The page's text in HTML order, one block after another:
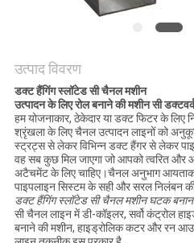
POLICY
उत्पाद विवरण
डक्ट हैंगिंग स्लॉटेड सी चैनलमशीन
उत्पादन के लिए रोल बनाने की मशीनसी
हम योजनाकार, ठेकेदार या डक्ट फिटर के लिए
श्रृंखला के लिए चैनल उत्पादन लाइनों को
स्ट्रट्स से लेकर विभिन्न डक्ट हैंगर से लेकर
वह सब कुछ मिल जाएगा जो आपको त्वरित
अटैचमेंट के लिए चाहिए।चैनल अनुभाग
पाइपलाइन सिस्टम के सही और सरल निलंबन
डक्ट हैंगिंग स्लॉटेड सी चैनलमशीन घटक
सी चैनल लाइन में डी-कॉइलर, सर्वो कंट्रोल
बनाने की मशीन, हाइड्रोलिक कटर और रन